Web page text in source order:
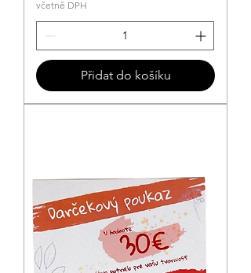
včetně DPH
Přidat do košíku